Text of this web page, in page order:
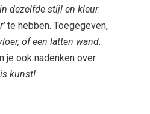
dezelfde stijl en kleur.
te hebben. Toegegeven,
of een latten wand.
je ook nadenken over
kunst!